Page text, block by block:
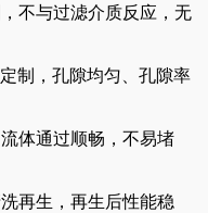
不与过滤介质反应，无
制，孔隙均匀、孔隙率
体通过顺畅，不易堵
再生，再生后性能稳